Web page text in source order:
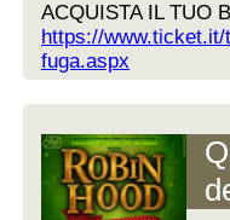
ACQUISTA IL TUO
https://
fuga.aspx